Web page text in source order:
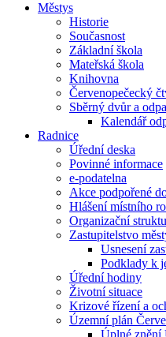
Městys
Historie
Současnost
Základní škola
Mateřská škola
Knihovna
Červenopečecký
Sběrný dvůr a
Kalendář
Radnice
Úřední deska
Povinné informace
e-podatelna
Akce podpořené
Hlášení místního
Organizační
Zastupitelstvo
Usnesení
Podklady k
Úřední hodiny
Životní situace
Krizové řízení a
Územní plán
Úplné znění